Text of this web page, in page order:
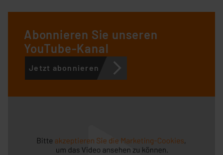
Abonnieren Sie unseren
YouTube-Kanal
Jetzt abonnieren